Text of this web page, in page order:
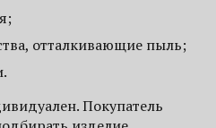
отталкивающие пыль;
Покупатель